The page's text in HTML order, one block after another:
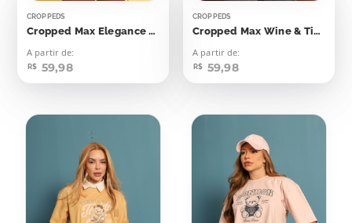
CROPPEDS
Cropped Max Elegance 28
A partir de:
R$ 59,98
CROPPEDS
Cropped Max Wine & Time Chill Cachorrinhos
A partir de:
R$ 59,98